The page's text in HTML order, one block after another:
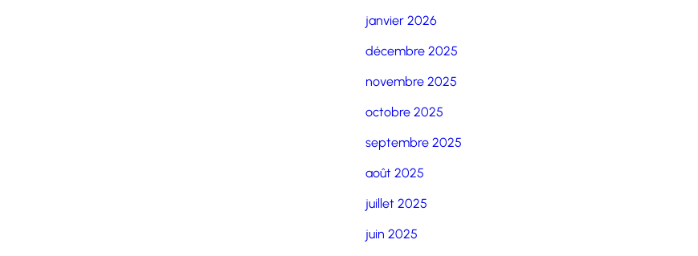
janvier 2026
décembre 2025
novembre 2025
octobre 2025
septembre 2025
août 2025
juillet 2025
juin 2025